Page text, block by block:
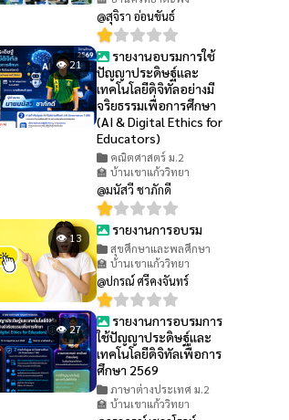
@สุจิรา อ่อนขันธ์
👁 21
รายงานอบรมการใช้
ปัญญาประดิษฐ์และ
เทคโนโลยีดิจิทัลอย่างมี
จริยธรรมเพื่อการศึกษา
(AI & Digital Ethics for
Educators)
คณิตศาสตร์ ม.2
🏫 บ้านเขาแก้ววิทยา
@มนัสวี ชาภักดี
👁 13 รายงานการอบรม
สุขศึกษาและพลศึกษา
🏫 บ้านเขาแก้ววิทยา
@ปกรณ์ ศรีคงจันทร์
👁 27
รายงานการอบรมการ
ใช้ปัญญาประดิษฐ์และ
เทคโนโลยีดิจิทัลเพื่อการ
ศึกษา 2569
ภาษาต่างประเทศ ม.2
🏫 บ้านเขาแก้ววิทยา